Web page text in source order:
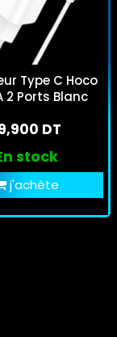
Type C Hoco
2 Ports Blanc
DT
stock
j'achète